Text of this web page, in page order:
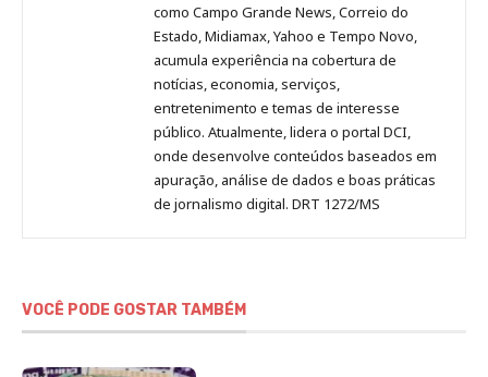
como Campo Grande News, Correio do
Estado, Midiamax, Yahoo e Tempo Novo,
acumula experiência na cobertura de
notícias, economia, serviços,
entretenimento e temas de interesse
público. Atualmente, lidera o portal DCI,
onde desenvolve conteúdos baseados em
apuração, análise de dados e boas práticas
de jornalismo digital. DRT 1272/MS
VOCÊ PODE GOSTAR TAMBÉM